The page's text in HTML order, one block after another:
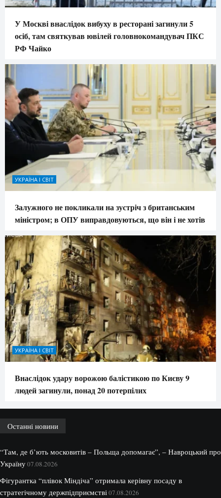
У Москві внаслідок вибуху в ресторані загинули 5
осіб, там святкував ювілей головнокомандувач ПКС
РФ Чайко
УКРАЇНА І СВІТ
Залужного не покликали на зустріч з британським
міністром; в ОПУ виправдовуються, що він і не хотів
УКРАЇНА І СВІТ
Внаслідок удару ворожою балістикою по Києву 9
людей загинули, понад 20 потерпілих
Останні новини
“Там, де б’ють московитів – Польща допомагає”, – Навроцький про
Україну07.08.2026
Фігурантка “плівок Міндіча” отримала керівну посаду в
стратегічному держпідприємстві07.08.2026